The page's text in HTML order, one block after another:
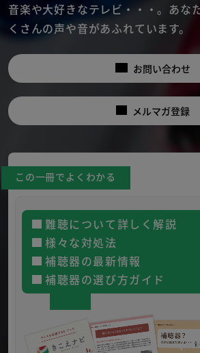
音楽や大好きなテレビ・・・。 あな
くさんの声や音があふれています。
お問い合わせ
メルマガ登録
この一冊でよくわかる
難聴について詳しく解説
様々な対処法
補聴器の最新情報
補聴器の選び方ガイド